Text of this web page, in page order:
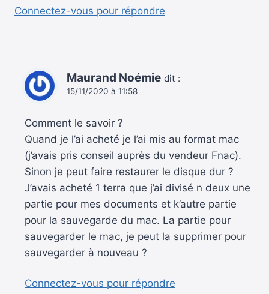
Connectez-vous pour répondre
Maurand Noémie dit :
15/11/2020 à 11:58
Comment le savoir ?
Quand je l’ai acheté je l’ai mis au format mac
(j’avais pris conseil auprès du vendeur Fnac).
Sinon je peut faire restaurer le disque dur ?
J’avais acheté 1 terra que j’ai divisé n deux une
partie pour mes documents et k’autre partie
pour la sauvegarde du mac. La partie pour
sauvegarder le mac, je peut la supprimer pour
sauvegarder à nouveau ?
Connectez-vous pour répondre